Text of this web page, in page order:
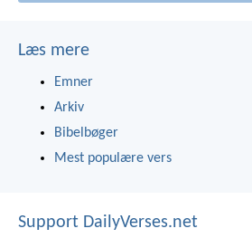
Læs mere
Emner
Arkiv
Bibelbøger
Mest populære vers
Support DailyVerses.net